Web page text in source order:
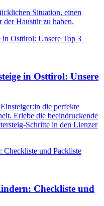
Situation, einen
der Haustür zu haben.
in Osttirol: Unsere
die perfekte
Erlebe die beeindruckende
Schritte in den Lienzer
Checkliste und